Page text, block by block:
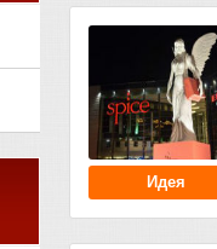
Идея